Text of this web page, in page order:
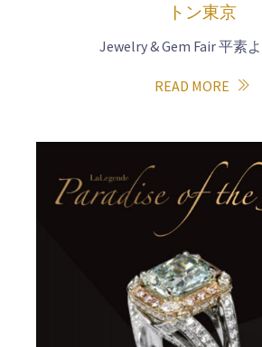
トン東京
Jewelry & Gem Fair 平素
READ MORE